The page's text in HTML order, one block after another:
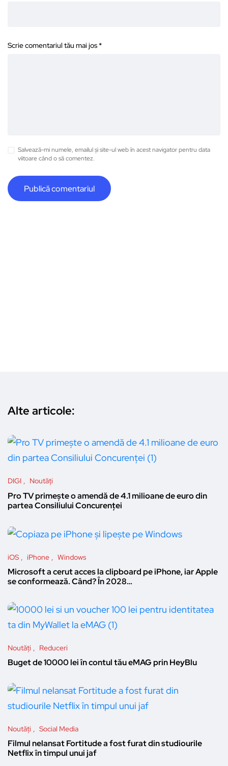
Scrie comentariul tău mai jos *
Salvează-mi numele, emailul și site-ul web în acest navigator pentru data
viitoare când o să comentez.
Alte articole:
DIGI Noutăți
Pro TV primește o amendă de 4.1 milioane de euro din
partea Consiliului Concurenței
iOS iPhone Windows
Microsoft a cerut acces la clipboard pe iPhone, iar Apple
se conformează. Când? În 2028…
Noutăți Reduceri
Buget de 10000 lei în contul tău eMAG prin HeyBlu
Noutăți Social Media
Filmul nelansat Fortitude a fost furat din studiourile
Netflix în timpul unui jaf